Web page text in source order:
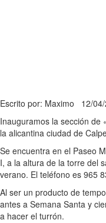
Escrito por: Maximo 12/
Inauguramos la sección de
la alicantina ciudad de
Se encuentra en el Paseo
I, a la altura de la torre del
verano. El teléfono es 965
Al ser un producto de
antes a Semana Santa y
a hacer el turrón.